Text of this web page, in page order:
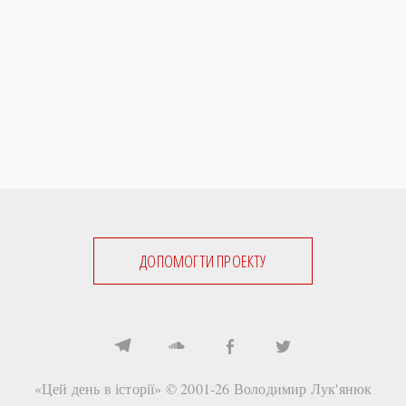
ДОПОМОГТИ ПРОЕКТУ
«Цей день в історії» © 2001-26 Володимир Лук'янюк